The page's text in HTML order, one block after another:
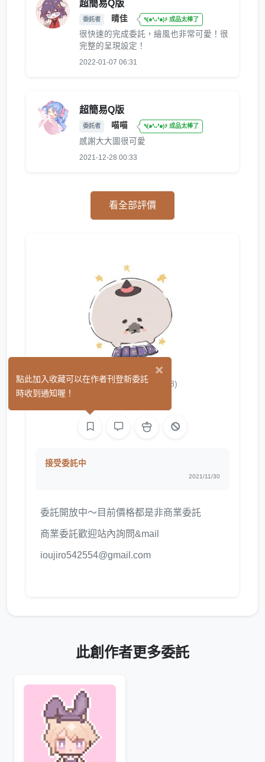
超簡易Q版
委託者 晴佳 ٩(๑❛ᴗ❛๑)۶ 成品太棒了
很快速的完成委託，繪風也非常可愛！很
完整的呈現設定！
2022-01-07 06:31
超簡易Q版
委託者 喵喵 ٩(๑❛ᴗ❛๑)۶ 成品太棒了
感謝大大圖很可愛
2021-12-28 00:33
看全部評價
筱崎かおる (8)
接受委託中
2021/11/30
委託開放中～目前價格都是非商業委託
商業委託歡迎站內詢問&mail
ioujiro542554@gmail.com
此創作者更多委託
×
點此加入收藏可以在作者刊登新委託
時收到通知喔！